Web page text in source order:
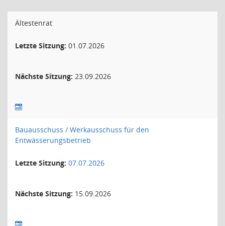
Ältestenrat
Letzte Sitzung: 01.07.2026
Nächste Sitzung: 23.09.2026
Bauausschuss / Werkausschuss für den
Entwässerungsbetrieb
Letzte Sitzung: 07.07.2026
Nächste Sitzung: 15.09.2026